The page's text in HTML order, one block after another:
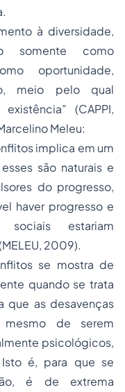
à diversidade,
somente como
oportunidade,
meio pelo qual
(CAPPI,
Meleu:
implica em um
são naturais e
do progresso,
haver progresso e
sociais estariam
2009).
se mostra de
quando se trata
que as desavenças
mesmo de serem
psicológicos,
é, para que se
é de extrema